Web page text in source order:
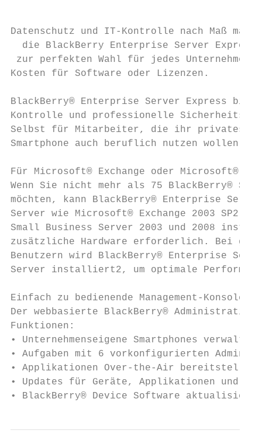
Datenschutz und IT-Kontrolle nach Maß
die BlackBerry Enterprise Server Express
zur perfekten Wahl für jedes Unternehmen
Kosten für Software oder Lizenzen.
BlackBerry® Enterprise Server Express
Kontrolle und professionelle
Selbst für Mitarbeiter, die ihr privates
Smartphone auch beruflich nutzen wollen.
Für Microsoft® Exchange oder Microsoft®
Wenn Sie nicht mehr als 75 BlackBerry®
möchten, kann BlackBerry® Enterprise
Server wie Microsoft® Exchange 2003 SP2,
Small Business Server 2003 und 2008
zusätzliche Hardware erforderlich. Bei
Benutzern wird BlackBerry® Enterprise
Server installiert2, um optimale
Einfach zu bedienende Management-Konsole
Der webbasierte BlackBerry®
Funktionen:
• Unternehmenseigene Smartphones verwalten
• Aufgaben mit 6 vorkonfigurierten
• Applikationen Over-the-Air bereitstellen
• Updates für Geräte, Applikationen und
• BlackBerry® Device Software aktualisieren